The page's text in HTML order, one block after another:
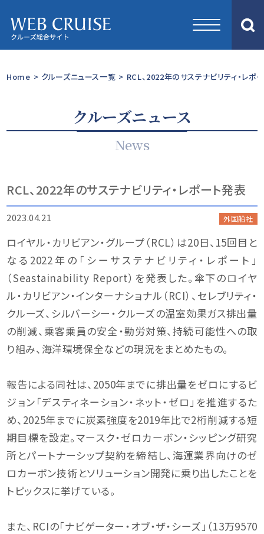
Home > クルーズニュース一覧 > RCL、2022年のサステナビリティ・レポ
クルーズニュース
News
RCL、2022年のサステナビリティ・レポート発表
2023.04.21 外国船社
ロイヤル・カリビアン・グループ（RCL）は20日、15回目と
なる2022年の「シーサステナビリティ・レポート」
（Seastainability Report）を発表した。傘下のロイヤ
ル・カリビアン・インターナショナル（RCI）、セレブリティ・
クルーズ、シルバーシー・クルーズの温室効果ガス排出量
の削減、乗客乗員の安全・勤労対策、持続可能性への取
り組み、海洋環境保全などの現況をまとめたもの。
報告による同社は、2050年までに排出量をゼロにするビ
ジョン「デスティネーション・ネット・ゼロ」を推進するた
め、2025年までに炭素強度を2019年比で2桁削減する短
期目標を設定。マースク・ゼロカーボン・シッピング研究
所とパートナーシップ契約を締結し、海運業界向けのゼ
ロカーボン技術とソリューション開発に乗り出したことを
トピックスに挙げている。
また、RCIの「ナビゲーター・オブ・ザ・シーズ」（13万9570